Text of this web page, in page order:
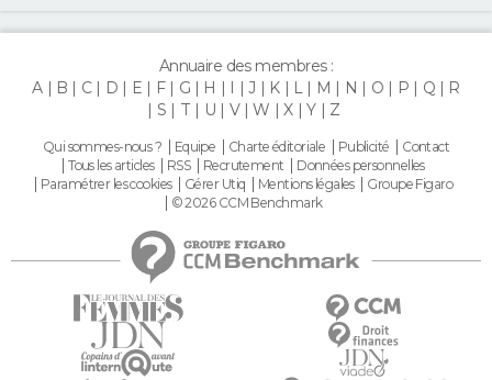
Annuaire des membres :
A
B C D E F G H I J K L M N O P Q
R
S
T U V W X Y Z
Qui sommes-nous ? Equipe Charte éditoriale Publicité
Contact
Tous les articles
RSS Recrutement
Données personnelles
Paramétrer les cookies
Gérer Utiq Mentions légales
Groupe Figaro
© 2026 CCM Benchmark